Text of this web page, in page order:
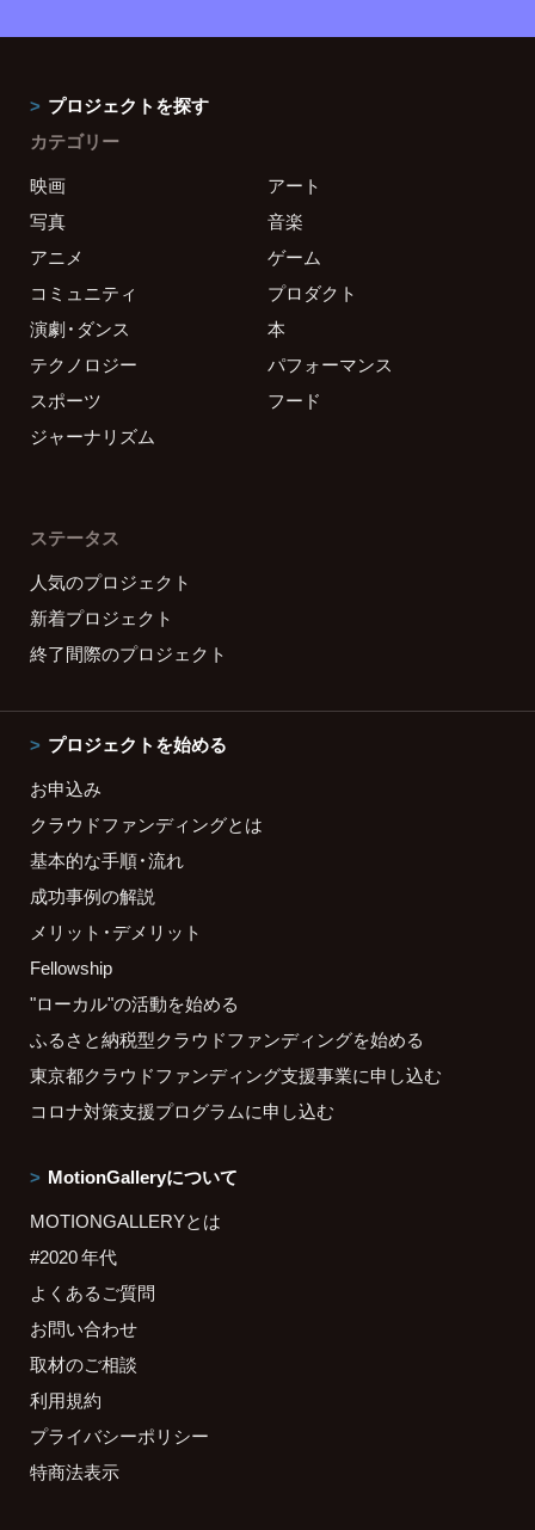
プロジェクトを探す
カテゴリー
映画
アート
写真
音楽
アニメ
ゲーム
コミュニティ
プロダクト
演劇・ダンス
本
テクノロジー
パフォーマンス
スポーツ
フード
ジャーナリズム
ステータス
人気のプロジェクト
新着プロジェクト
終了間際のプロジェクト
プロジェクトを始める
お申込み
クラウドファンディングとは
基本的な手順・流れ
成功事例の解説
メリット・デメリット
Fellowship
"ローカル"の活動を始める
ふるさと納税型クラウドファンディングを始める
東京都クラウドファンディング支援事業に申し込む
コロナ対策支援プログラムに申し込む
MotionGalleryについて
MOTIONGALLERYとは
#2020 年代
よくあるご質問
お問い合わせ
取材のご相談
利用規約
プライバシーポリシー
特商法表示